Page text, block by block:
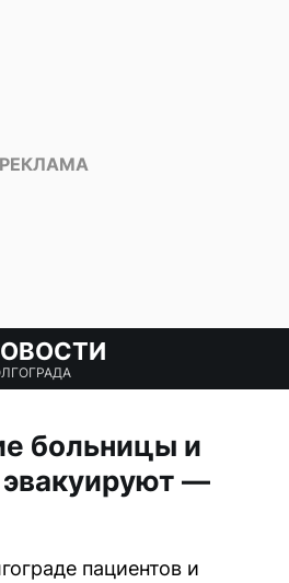
больницы и
—
пациентов и